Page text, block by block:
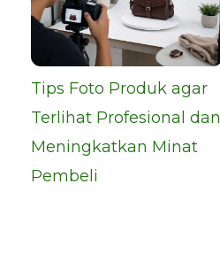
Tips Foto Produk agar
Terlihat Profesional dan
Meningkatkan Minat
Pembeli